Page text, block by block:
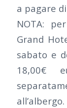
a pagare
NOTA:
Grand
sabato e
18,00€
all’albergo.